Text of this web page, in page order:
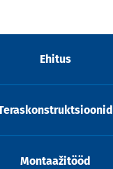
Ehitus
Montaažitööd